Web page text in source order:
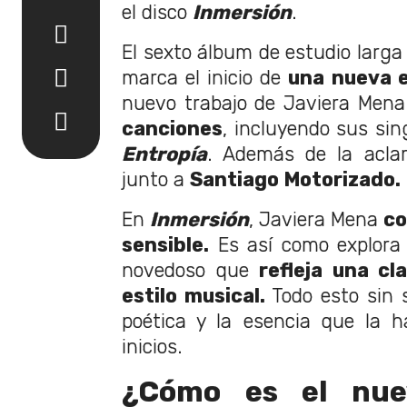
el disco Inmersión.
El sexto álbum de estudio
marca el inicio de una nueva
nuevo trabajo de Javiera
canciones, incluyendo sus
Entropía. Además de la
junto a Santiago Motorizado.
En Inmersión, Javiera Mena
sensible. Es así como
novedoso querefleja una
estilo musical. Todo esto sin
poética y la esencia que la
inicios.
¿Cómo es el